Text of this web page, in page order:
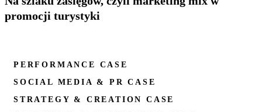
promocji turystyki
PERFORMANCE CASE
SOCIAL MEDIA & PR CASE
STRATEGY & CREATION CASE